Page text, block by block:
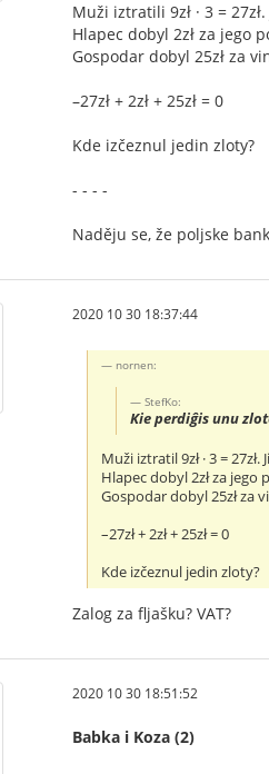
Muži iztratili 9zł · 3 =
Hlapec dobyl 2zł za jego
Gospodar dobyl 25zł za
–27zł + 2zł + 25zł = 0
Kde izčeznul jedin zloty?
- - - -
Naděju se, že poljske
2020 10 30 18:37:44
nornen:
StefKo:
Kie perdiĝis unu
Muži iztratil 9zł · 3 = 27zł.
Hlapec dobyl 2zł za jego
Gospodar dobyl 25zł za
–27zł + 2zł + 25zł = 0
Kde izčeznul jedin zloty?
Zalog za fljašku? VAT?
2020 10 30 18:51:52
Babka i Koza (2)